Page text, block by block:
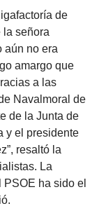
de
la señora
aún no era
amargo que
a las
Navalmoral de
de la Junta de
y el presidente
resaltó la
La
ha sido el